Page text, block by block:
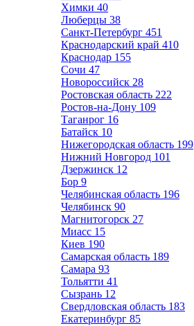
Химки 40
Люберцы 38
Санкт-Петербург 451
Краснодарский край 410
Краснодар 155
Сочи 47
Новороссийск 28
Ростовская область 222
Ростов-на-Дону 109
Таганрог 16
Батайск 10
Нижегородская область 199
Нижний Новгород 101
Дзержинск 12
Бор 9
Челябинская область 196
Челябинск 90
Магнитогорск 27
Миасс 15
Киев 190
Самарская область 189
Самара 93
Тольятти 41
Сызрань 12
Свердловская область 183
Екатеринбург 85